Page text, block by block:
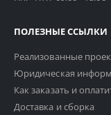
ПОЛЕЗНЫЕ ССЫЛКИ
Реализованные
Юридическая
Как заказать и
Доставка и сборка